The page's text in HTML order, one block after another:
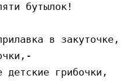
бутылок!
в закуточке,-
грибочки,